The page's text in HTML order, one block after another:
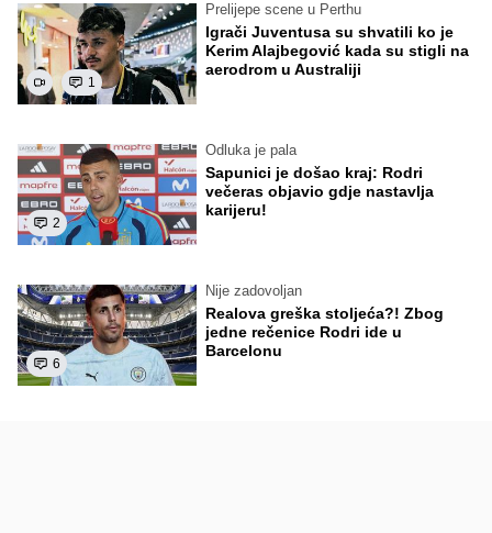
1
Prelijepe scene u Perthu
Igrači Juventusa su shvatili ko je
Kerim Alajbegović kada su stigli na
aerodrom u Australiji
2
Odluka je pala
Sapunici je došao kraj: Rodri
večeras objavio gdje nastavlja
karijeru!
6
Nije zadovoljan
Realova greška stoljeća?! Zbog
jedne rečenice Rodri ide u
Barcelonu